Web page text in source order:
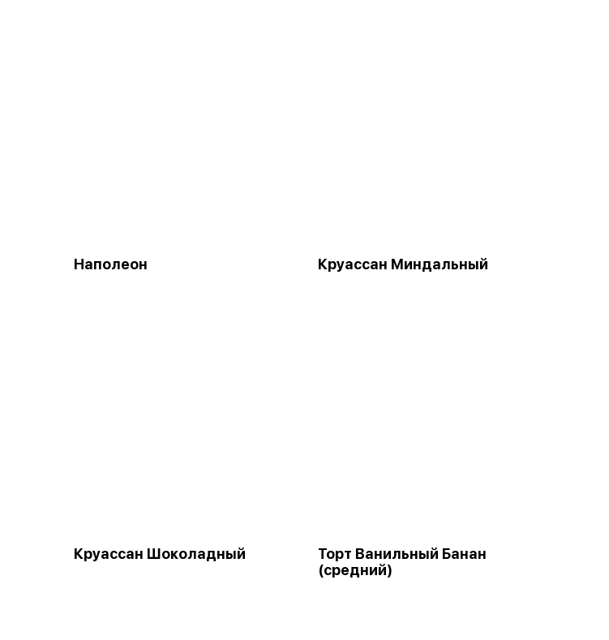
Наполеон Круассан Миндальный
Круассан Шоколадный
Торт Ванильный Банан
(средний)